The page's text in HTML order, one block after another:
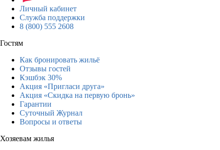
Личный кабинет
Служба поддержки
8 (800) 555 2608
Гостям
Как бронировать жильё
Отзывы гостей
Кэшбэк 30%
Акция «Пригласи друга»
Акция «Скидка на первую бронь»
Гарантии
Суточный Журнал
Вопросы и ответы
Хозяевам жилья